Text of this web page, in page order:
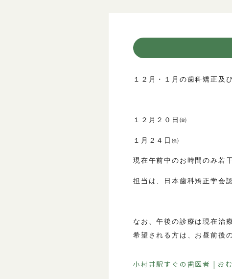
１２月・１月の歯科矯正及
１２月２０日㈮
１月２４日㈮
現在午前中のお時間のみ若
担当は、日本歯科矯正学会
なお、午後の診療は現在治
希望される方は、お昼前後
小村井駅すぐの歯医者 | お